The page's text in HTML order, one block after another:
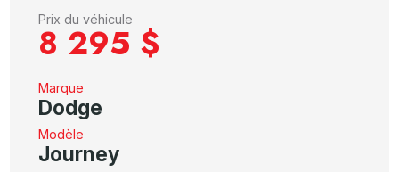
Prix du véhicule
8 295 $
Marque
Dodge
Modèle
Journey